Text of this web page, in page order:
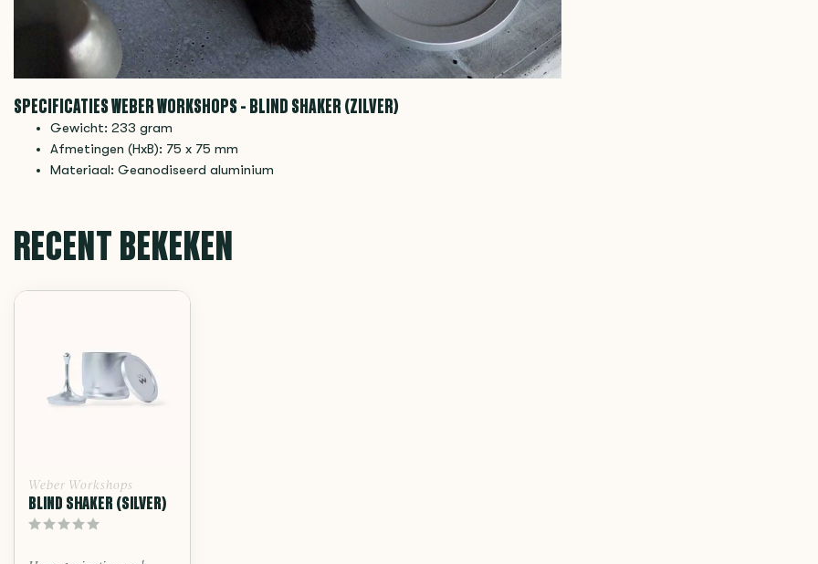
SPECIFICATIES WEBER WORKSHOPS - BLIND SHAKER (ZILVER)
Gewicht: 233 gram
Afmetingen (HxB): 75 x 75 mm
Materiaal: Geanodiseerd aluminium
RECENT BEKEKEN
Weber Workshops
BLIND SHAKER (SILVER)